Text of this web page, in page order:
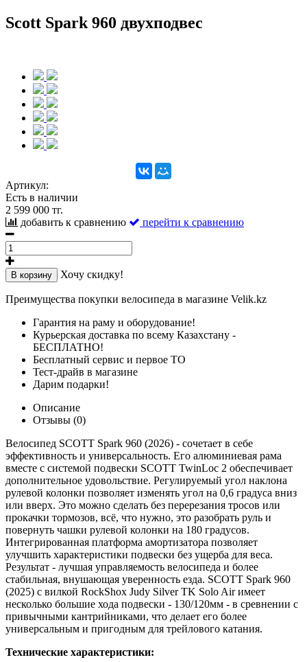
Scott Spark 960 двухподвес
Артикул:
Есть в наличии
2 599 000 тг.
добавить к сравнению
перейти к сравнению
В корзину Хочу скидку!
Преимущества покупки велосипеда в магазине Velik.kz
Гарантия на раму и оборудование!
Курьерская доставка по всему Казахстану -
БЕСПЛАТНО!
Бесплатный сервис и первое ТО
Тест-драйв в магазине
Дарим подарки!
Описание
Отзывы (0)
Велосипед SCOTT Spark 960 (2026) - сочетает в себе
эффективность и универсальность. Его алюминиевая рама
вместе с системой подвески SCOTT TwinLoc 2 обеспечивает
дополнительное удовольствие. Регулируемый угол наклона
рулевой колонки позволяет изменять угол на 0,6 градуса вниз
или вверх. Это можно сделать без перерезания тросов или
прокачки тормозов, всё, что нужно, это разобрать руль и
повернуть чашки рулевой колонки на 180 градусов.
Интегрированная платформа амортизатора позволяет
улучшить характеристики подвески без ущерба для веса.
Результат - лучшая управляемость велосипеда и более
стабильная, внушающая уверенность езда. SCOTT Spark 960
(2025) с вилкой RockShox Judy Silver TK Solo Air имеет
несколько большие хода подвески - 130/120мм - в сревнении с
привычными кантрийниками, что делает его более
универсальным и пригодным для трейлового катания.
Технические характеристики: